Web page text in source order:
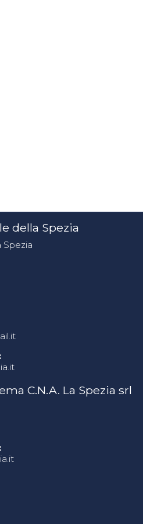
della Spezia
Spezia
C.N.A. La Spezia srl